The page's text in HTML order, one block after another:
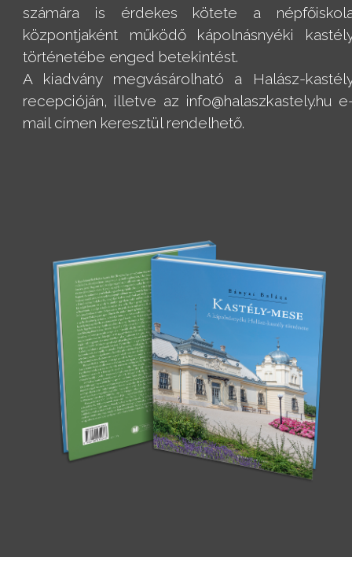
számára is érdekes kötete a
központjaként működő kápolnásnyéki
történetébe enged betekintést.
A kiadvány megvásárolható a Halász-
recepcióján, illetve az info@halaszkastely.hu
mail címen keresztül rendelhető.